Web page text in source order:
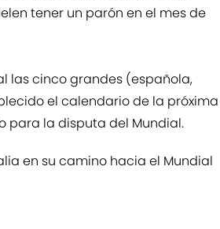
tener un parón en el mes de
las cinco grandes (española,
el calendario de la próxima
para la disputa del Mundial.
en su camino hacia el Mundial